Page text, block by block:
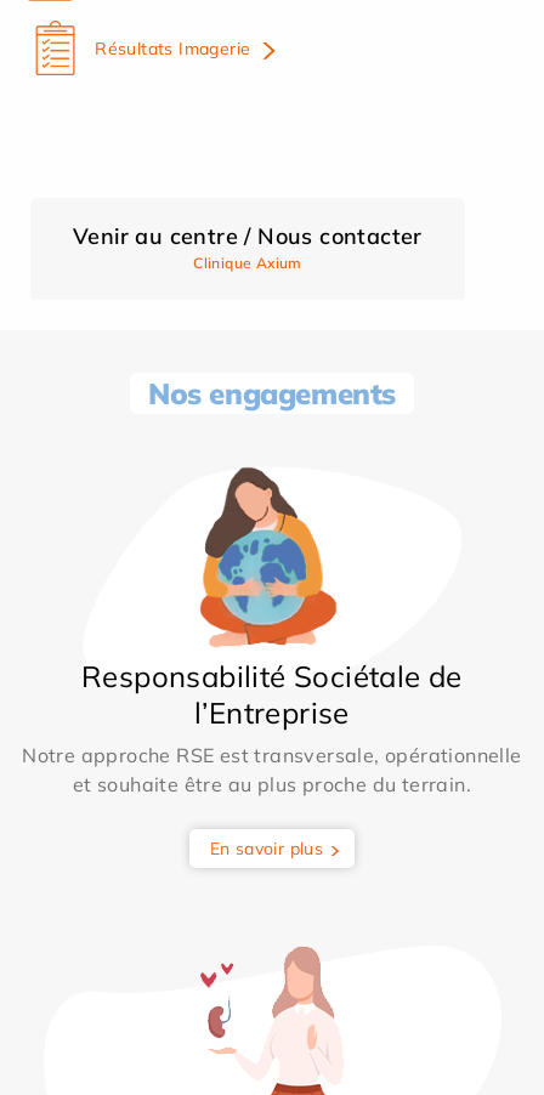
Résultats Imagerie
Venir au centre / Nous contacter
Clinique Axium
Nos engagements
Responsabilité Sociétale de
l’Entreprise
Notre approche RSE est transversale, opérationnelle
et souhaite être au plus proche du terrain.
En savoir plus